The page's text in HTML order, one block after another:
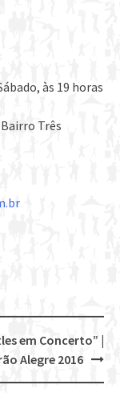
às 19 horas
Três
em Concerto” |
Alegre 2016